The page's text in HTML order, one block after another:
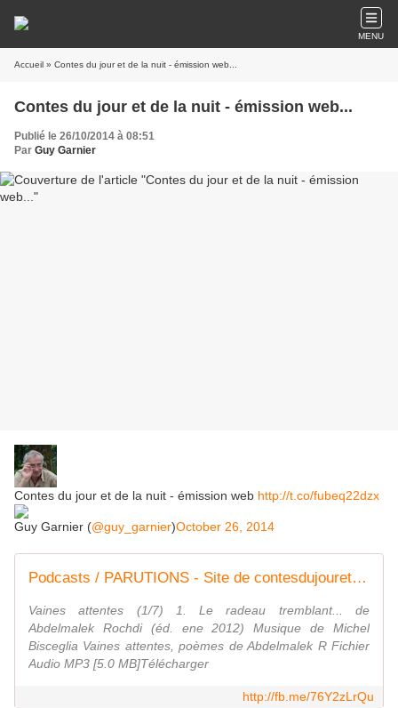
MENU
Accueil » Contes du jour et de la nuit - émission web...
Contes du jour et de la nuit - émission web...
Publié le 26/10/2014 à 08:51
Par Guy Garnier
Contes du jour et de la nuit - émission web http://t.co/fubeq22dzx
Guy Garnier (@guy_garnier)October 26, 2014
Podcasts / PARUTIONS - Site de contesdujouretdelanuit !
Vaines attentes (1/7) 1. Le radeau tremblant... de
Abdelmalek Rochdi (éd. ene 2012) Musique de Michel
Bisceglia Vaines attentes, poèmes de Abdelmalek R Fichier
Audio MP3 [5.0 MB]Télécharger
http://fb.me/76Y2zLrQu